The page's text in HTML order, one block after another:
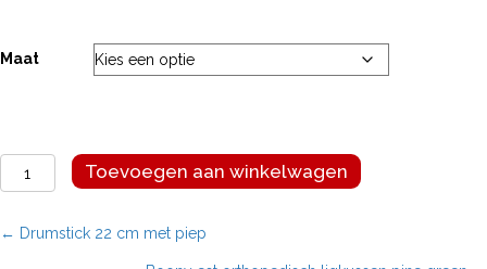
Maat
est
ligkussen
Toevoegen aan winkelwagen
Posts
← Drumstick 22 cm met piep